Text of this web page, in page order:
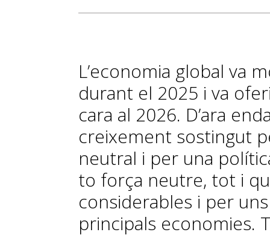
L’economia global va
durant el 2025 i va
cara al 2026. D’ara
creixement sostingut
neutral i per una
to força neutre, tot i
considerables i per
principals economies.